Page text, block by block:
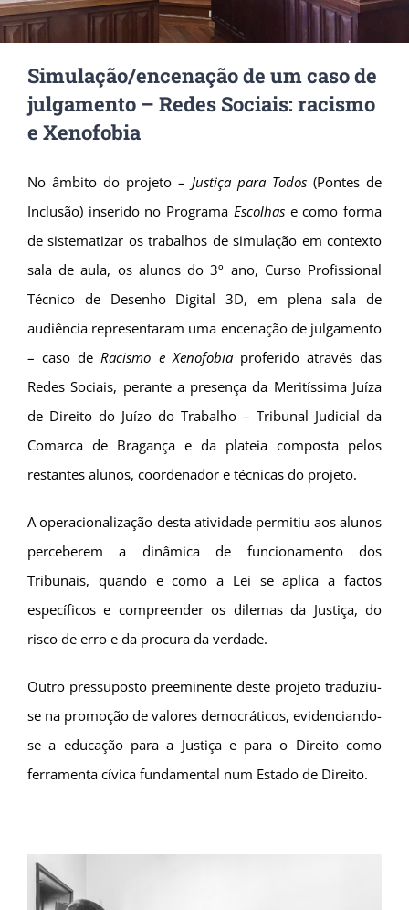
Simulação/encenação de um caso de
julgamento – Redes Sociais: racismo
e Xenofobia
No âmbito do projeto – Justiça para Todos (Pontes de
Inclusão) inserido no Programa Escolhase como forma
de sistematizar os trabalhos de simulação em contexto
sala de aula, os alunos do 3º ano, Curso Profissional
Técnico de Desenho Digital 3D, em plena sala de
audiência representaram uma encenação de julgamento
– caso deRacismo e Xenofobiaproferido através das
Redes Sociais, perante a presença da Meritíssima Juíza
de Direito do Juízo do Trabalho – Tribunal Judicial da
Comarca de Bragança e da plateia composta pelos
restantes alunos, coordenador e técnicas do projeto.
A operacionalização desta atividade permitiu aos alunos
perceberem a dinâmica de funcionamento dos
Tribunais, quando e como a Lei se aplica a factos
específicos e compreender os dilemas da Justiça, do
risco de erro e da procura da verdade.
Outro pressuposto preeminente deste projeto traduziu-
se na promoção de valores democráticos, evidenciando-
se a educação para a Justiça e para o Direito como
ferramenta cívica fundamental num Estado de Direito.